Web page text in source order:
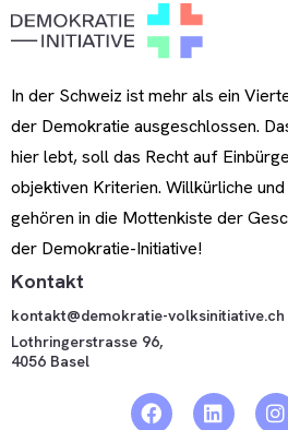
In der Schweiz ist mehr als ein
der Demokratie ausgeschlossen.
hier lebt, soll das Recht auf
objektiven Kriterien. Willkürliche
gehören in die Mottenkiste der
der Demokratie-Initiative!
Kontakt
kontakt@demokratie-volksinitiative.ch
Lothringerstrasse 96,
4056 Basel